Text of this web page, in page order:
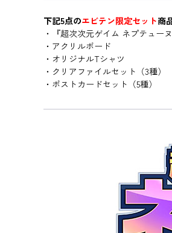
下記5点のエビテン限定セット商
・『超次次元ゲイム ネプテュー
・アクリルボード
・オリジナルTシャツ
・クリアファイルセット（3種）
・ポストカードセット（5種）